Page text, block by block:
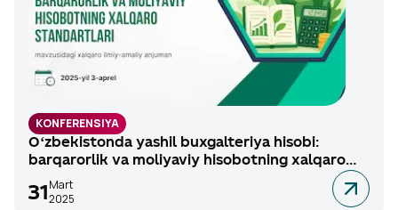
KONFERENSIYA
Oʻzbekistonda yashil buxgalteriya hisobi:
barqarorlik va moliyaviy hisobotning xalqaro
standartlari
31 Mart
2025